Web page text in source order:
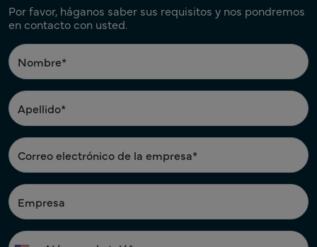
Por favor, háganos saber sus requisitos y nos pondremos
en contacto con usted.